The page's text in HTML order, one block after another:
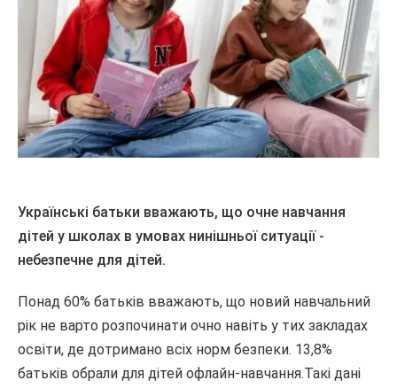
Українські батьки вважають, що очне навчання
дітей у школах в умовах нинішньої ситуації -
небезпечне для дітей.
Понад 60% батьків вважають, що новий навчальний
рік не варто розпочинати очно навіть у тих закладах
освіти, де дотримано всіх норм безпеки. 13,8%
батьків обрали для дітей офлайн-навчання.Такі дані